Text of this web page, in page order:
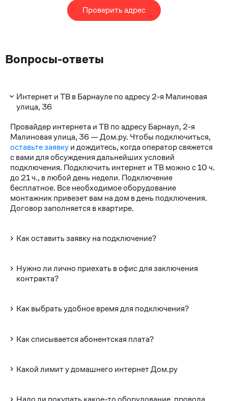
Проверить адрес
Вопросы-ответы
Интернет и ТВ в Барнауле по адресу 2-я Малиновая
улица, 36
Провайдер интернета и ТВ по адресу Барнаул, 2-я
Малиновая улица, 36 — Дом.ру. Чтобы подключиться,
оставьте заявкуи дождитесь, когда оператор свяжется
с вами для обсуждения дальнейших условий
подключения. Подключить интернет и ТВ можно с 10 ч.
до 21 ч., в любой день недели. Подключение
бесплатное. Все необходимое оборудование
монтажник привезет вам на дом в день подключения.
Договор заполняется в квартире.
Как оставить заявку на подключение?
Нужно ли лично приехать в офис для заключения
контракта?
Как выбрать удобное время для подключения?
Как списывается абонентская плата?
Какой лимит у домашнего интернет Дом.ру